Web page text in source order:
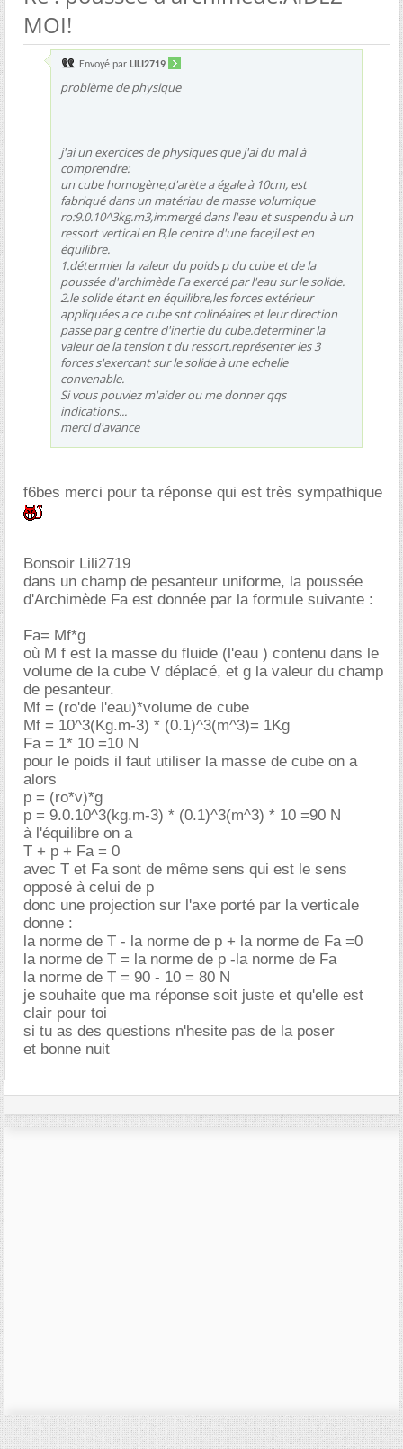
MOI!
Envoyé par LILI2719
problème de physique
--------------------------------------------------------------------------------
j'ai un exercices de physiques que j'ai du mal à
comprendre:
un cube homogène,d'arète a égale à 10cm, est
fabriqué dans un matériau de masse volumique
ro:9.0.10^3kg.m3,immergé dans l'eau et suspendu à un
ressort vertical en B,le centre d'une face;il est en
équilibre.
1.détermier la valeur du poids p du cube et de la
poussée d'archimède Fa exercé par l'eau sur le solide.
2.le solide étant en équilibre,les forces extérieur
appliquées a ce cube snt colinéaires et leur direction
passe par g centre d'inertie du cube.determiner la
valeur de la tension t du ressort.représenter les 3
forces s'exercant sur le solide à une echelle
convenable.
Si vous pouviez m'aider ou me donner qqs
indications...
merci d'avance
f6bes merci pour ta réponse qui est très sympathique
Bonsoir Lili2719
dans un champ de pesanteur uniforme, la poussée
d'Archimède Fa est donnée par la formule suivante :
Fa= Mf*g
où M f est la masse du fluide (l'eau ) contenu dans le
volume de la cube V déplacé, et g la valeur du champ
de pesanteur.
Mf = (ro'de l'eau)*volume de cube
Mf = 10^3(Kg.m-3) * (0.1)^3(m^3)= 1Kg
Fa = 1* 10 =10 N
pour le poids il faut utiliser la masse de cube on a
alors
p = (ro*v)*g
p = 9.0.10^3(kg.m-3) * (0.1)^3(m^3) * 10 =90 N
à l'équilibre on a
T + p + Fa = 0
avec T et Fa sont de même sens qui est le sens
opposé à celui de p
donc une projection sur l'axe porté par la verticale
donne :
la norme de T - la norme de p + la norme de Fa =0
la norme de T = la norme de p -la norme de Fa
la norme de T = 90 - 10 = 80 N
je souhaite que ma réponse soit juste et qu'elle est
clair pour toi
si tu as des questions n'hesite pas de la poser
et bonne nuit